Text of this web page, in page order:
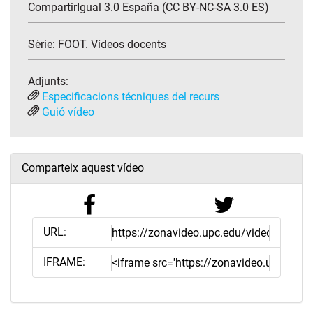
CompartirIgual 3.0 España (CC BY-NC-SA 3.0 ES)
Sèrie: FOOT. Vídeos docents
Adjunts:
Especificacions técniques del recurs
Guió vídeo
Comparteix aquest vídeo
URL:
IFRAME: